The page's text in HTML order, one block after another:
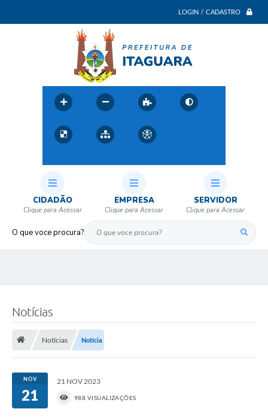
LOGIN / CADASTRO
O que voce procura?
CIDADÃO EMPRESA SERVIDOR
Notícias
Notícias Notícia
NOV
21
21 NOV 2023
988 VISUALIZAÇÕES